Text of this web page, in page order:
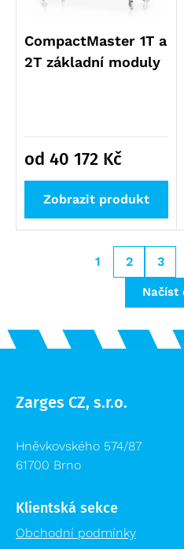
CompactMaster 1T a
2T základní moduly
od 40 172 Kč
Zobrazit produkt
Načíst
1 2 3
Zarges CZ, s.r.o.
Hněvkovského 574/87
61700 Brno
Klientská sekce
Obchodní podmínky